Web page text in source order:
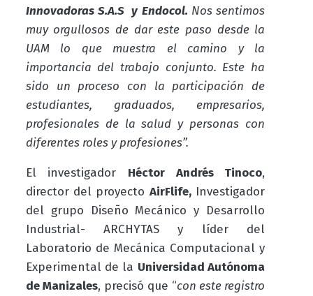
Innovadoras S.A.S y Endocol. Nos sentimos
muy orgullosos de dar este paso desde la
UAM lo que muestra el camino y la
importancia del trabajo conjunto. Este ha
sido un proceso con la participación de
estudiantes, graduados, empresarios,
profesionales de la salud y personas con
diferentes roles y profesiones”.
El investigador Héctor Andrés Tinoco,
director del proyecto AirFlife,Investigador
del grupo Diseño Mecánico y Desarrollo
Industrial- ARCHYTAS y líder del
Laboratorio de Mecánica Computacional y
Experimental de la Universidad Autónoma
de Manizales, precisó que “con este registro